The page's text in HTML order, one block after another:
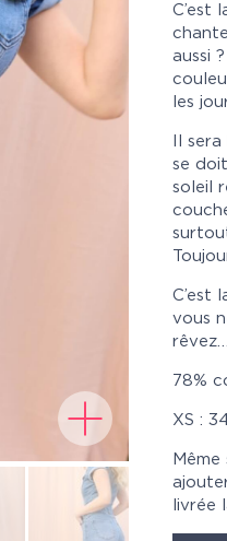
C’est
aussi
les
Il
se
soleil
C’est
vous
78%
XS :
livrée